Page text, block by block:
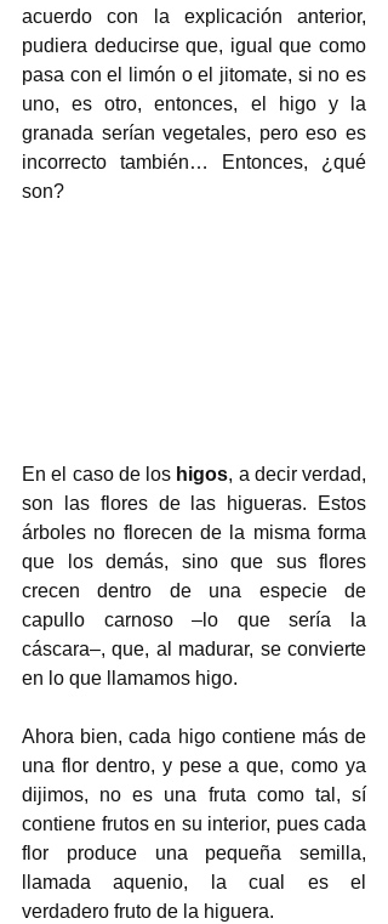
acuerdo con la explicación anterior,
pudiera deducirse que, igual que como
pasa con el limón o el jitomate, si no es
uno, es otro, entonces, el higo y la
granada serían vegetales, pero eso es
incorrecto también… Entonces, ¿qué
son?
En el caso de los higos, a decir verdad,
son las flores de las higueras. Estos
árboles no florecen de la misma forma
que los demás, sino que sus flores
crecen dentro de una especie de
capullo carnoso –lo que sería la
cáscara–, que, al madurar, se convierte
en lo que llamamos higo.
Ahora bien, cada higo contiene más de
una flor dentro, y pese a que, como ya
dijimos, no es una fruta como tal, sí
contiene frutos en su interior, pues cada
flor produce una pequeña semilla,
llamada aquenio, la cual es el
verdadero fruto de la higuera.